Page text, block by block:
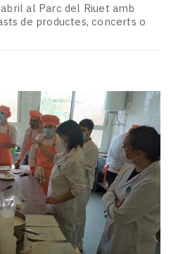
al Parc del Riuet amb
de productes, concerts o